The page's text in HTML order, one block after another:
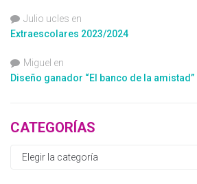
Julio ucles en
Extraescolares 2023/2024
Miguel en
Diseño ganador “El banco de la amistad”
CATEGORÍAS